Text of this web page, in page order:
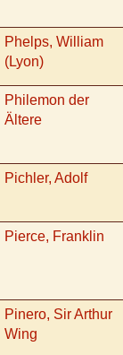
Phelps, William
(Lyon)
Philemon der
Ältere
Pichler, Adolf
Pierce, Franklin
Pinero, Sir Arthur
Wing